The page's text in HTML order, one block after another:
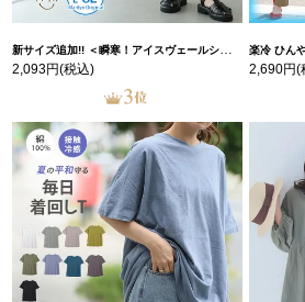
新サイズ追加!! ＜瞬寒！アイスヴェールシリーズ＞ 美脚 ジョガーパンツ 【ウェストゴム】 【ストレッチ】 | 大きいサイズの通販ならハッピーマリリン
2,093円(税込)
楽冷 ひんやり 接触冷感 COOL クー
2,690円(